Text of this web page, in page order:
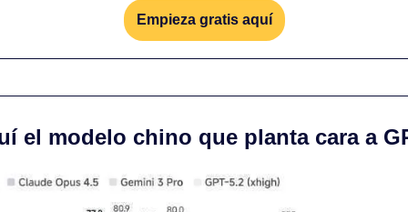
Empieza gratis aquí
el modelo chino que planta cara a